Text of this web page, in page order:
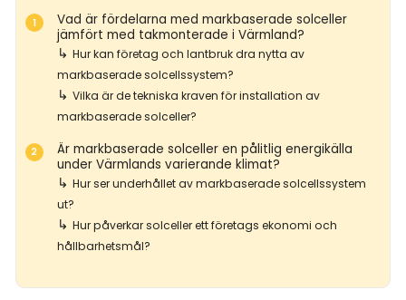
Vad är fördelarna med markbaserade solceller
jämfört med takmonterade i Värmland?
↳ Hur kan företag och lantbruk dra nytta av
markbaserade solcellssystem?
↳ Vilka är de tekniska kraven för installation av
markbaserade solceller?
Är markbaserade solceller en pålitlig energikälla
under Värmlands varierande klimat?
↳ Hur ser underhållet av markbaserade solcellssystem
ut?
↳ Hur påverkar solceller ett företags ekonomi och
hållbarhetsmål?